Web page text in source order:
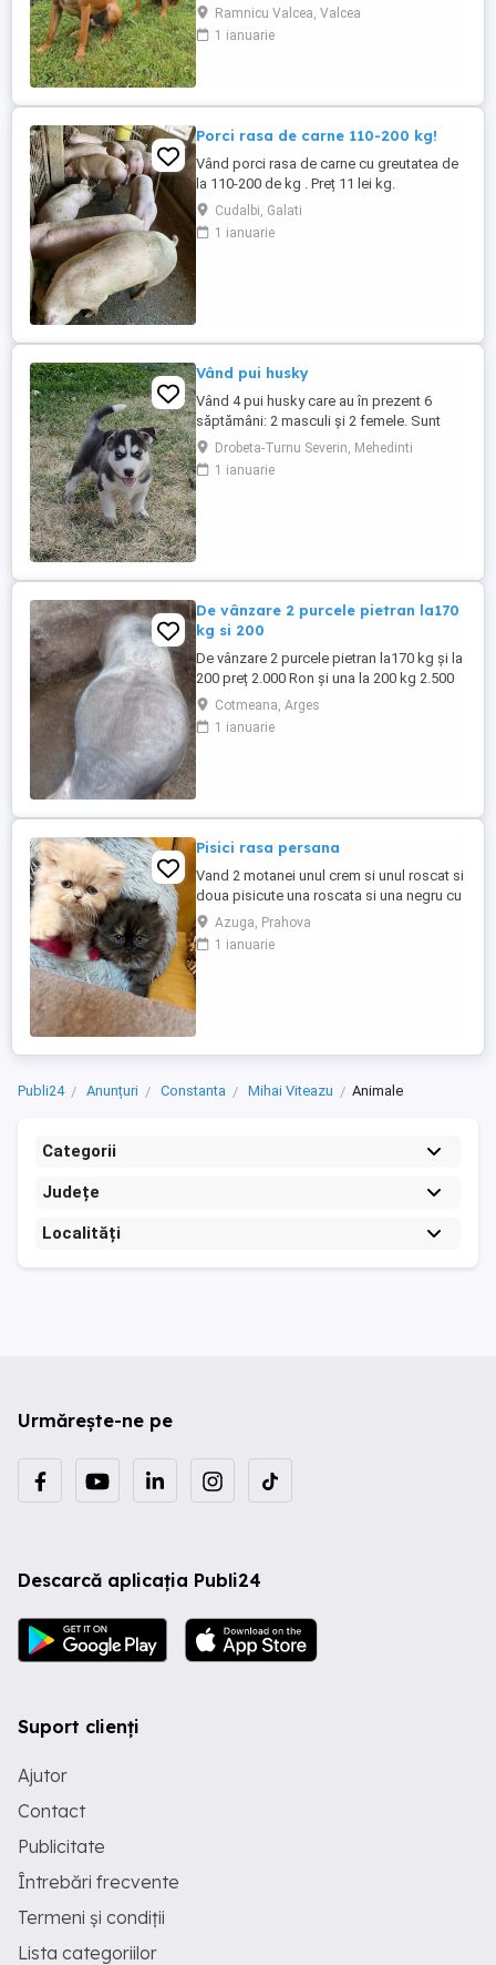
loialitatea noasta. Am crecut alaturi de
mama sie tatal nostru. Suntem
deparazitati, daca doriti si vaccinul,
acum
Ramnicu Valcea, Valcea
1 ianuarie
Porci rasa de carne 110-200 kg!
Vând porci rasa de carne cu greutatea de
la 110-200 de kg . Preț 11 lei kg.
Cudalbi, Galati
1 ianuarie
Vând pui husky
Vând 4 pui husky care au în prezent 6
săptămâni: 2 masculi și 2 femele. Sunt
jucăuși și iubitori, dețin carnet de
sănătate,sunt vaccinați și deparazitați.
Drobeta-Turnu Severin, Mehedinti
1 ianuarie
De vânzare 2 purcele pietran la170
kg si 200
De vânzare 2 purcele pietran la170 kg și la
200 preț 2.000 Ron și una la 200 kg 2.500
Ron din montă artificială
Cotmeana, Arges
1 ianuarie
Pisici rasa persana
Vand 2 motanei unul crem si unul roscat si
doua pisicute una roscata si una negru cu
roscat. Pisoiasii vor fi disponibili dupa
data de 20 iunie cu carnet de sanatate cu
primul vaccin si deparazitare conform
Azuga, Prahova
1 ianuarie
Publi24 Anunțuri Constanta Mihai Viteazu Animale
Categorii
Județe
Localități
Urmărește-ne pe
Descarcă aplicația Publi24
Suport clienți
Ajutor
Contact
Publicitate
Întrebări frecvente
Termeni și condiții
Lista categoriilor